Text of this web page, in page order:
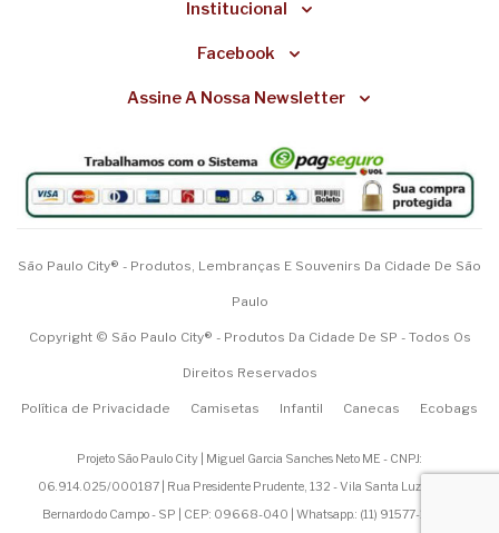
Institucional
Facebook
Assine A Nossa Newsletter
São Paulo City® - Produtos, Lembranças E Souvenirs Da Cidade De São
Paulo
Copyright © São Paulo City® - Produtos Da Cidade De SP - Todos Os
Direitos Reservados
Política de Privacidade Camisetas Infantil Canecas Ecobags
Projeto São Paulo City | Miguel Garcia Sanches Neto ME - CNPJ:
06.914.025/000187 | Rua Presidente Prudente, 132 - Vila Santa Luzia - São
Bernardo do Campo - SP | CEP: 09668-040 | Whatsapp.: (11) 91577-1200